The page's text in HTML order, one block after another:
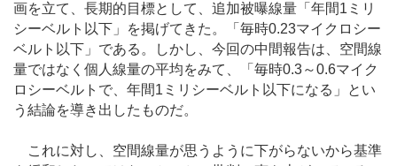
画を立て、長期的目標として、追加被曝線量「年間1ミリ
シーベルト以下」を掲げてきた。「毎時0.23マイクロシー
ベルト以下」である。しかし、今回の中間報告は、空間線
量ではなく個人線量の平均をみて、「毎時0.3～0.6マイク
ロシーベルトで、年間1ミリシーベルト以下になる」とい
う結論を導き出したものだ。
これに対し、空間線量が思うように下がらないから基準